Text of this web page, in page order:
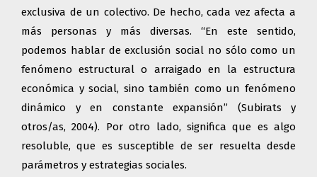
exclusiva de un colectivo. De hecho, cada vez afecta a
más personas y más diversas. “En este sentido,
podemos hablar de exclusión social no sólo como un
fenómeno estructural o arraigado en la estructura
económica y social, sino también como un fenómeno
dinámico y en constante expansión” (Subirats y
otros/as, 2004). Por otro lado, significa que es algo
resoluble, que es susceptible de ser resuelta desde
parámetros y estrategias sociales.